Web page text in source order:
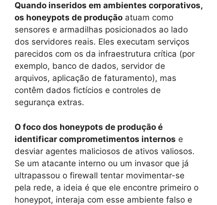
Quando inseridos em ambientes corporativos,
os honeypots de produção atuam como
sensores e armadilhas posicionados ao lado
dos servidores reais. Eles executam serviços
parecidos com os da infraestrutura crítica (por
exemplo, banco de dados, servidor de
arquivos, aplicação de faturamento), mas
contêm dados fictícios e controles de
segurança extras.
O foco dos honeypots de produção é
identificar comprometimentos internos e
desviar agentes maliciosos de ativos valiosos.
Se um atacante interno ou um invasor que já
ultrapassou o firewall tentar movimentar-se
pela rede, a ideia é que ele encontre primeiro o
honeypot, interaja com esse ambiente falso e